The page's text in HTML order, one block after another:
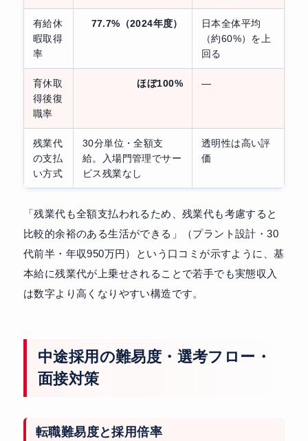
有給休
暇取得
率
77.7%（2024年度）
日本全体平均
（約60%）を上
回る
育休取
得後復
職率
ほぼ100% —
残業代
の支払
い方式
30分単位・全額支
給。入場門管理でサー
ビス残業なし
透明性は高い評
価
「残業代も全額支払われるため、残業代も考慮すると
比較的余裕のある生活ができる」（プラント設計・30
代前半・年収950万円）という口コミが示すように、基
本給に残業代が上乗せされることで若手でも実態収入
は数字より高くなりやすい構造です。
中途採用の難易度・選考フロー・
面接対策
転職難易度と採用倍率